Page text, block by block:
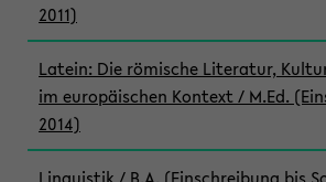
2011)
Latein: Die römische Literatur,
im europäischen Kontext / M.Ed.
2014)